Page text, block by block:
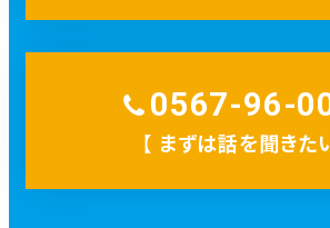
0567-96-
【 まずは話を聞きた